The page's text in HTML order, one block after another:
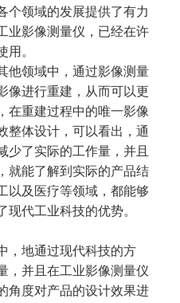
个领域的发展提供了有力
业影像测量仪，已经在许
用。
他领域中，通过影像测量
像进行重建，从而可以更
在重建过程中的唯一影像
整体设计，可以看出，通
少了实际的工作量，并且
就能了解到实际的产品结
以及医疗等领域，都能够
代工业科技的优势。
，地通过现代科技的方
，并且在工业影像测量仪
角度对产品的设计效果进